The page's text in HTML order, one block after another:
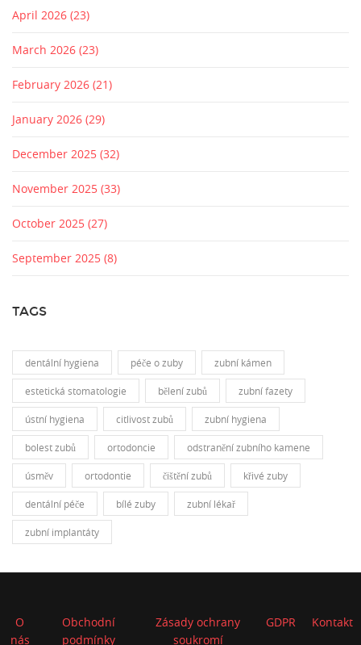
April 2026 (23)
March 2026 (23)
February 2026 (21)
January 2026 (29)
December 2025 (32)
November 2025 (33)
October 2025 (27)
September 2025 (8)
TAGS
dentální hygiena péče o zuby zubní kámen
estetická stomatologie bělení zubů zubní fazety
ústní hygiena citlivost zubů zubní hygiena
bolest zubů ortodoncie odstranění zubního kamene
úsměv ortodontie čištění zubů křivé zuby
dentální péče bílé zuby zubní lékař
zubní implantáty
O
nás
Obchodní
podmínky
Zásady ochrany
soukromí
GDPR Kontakt